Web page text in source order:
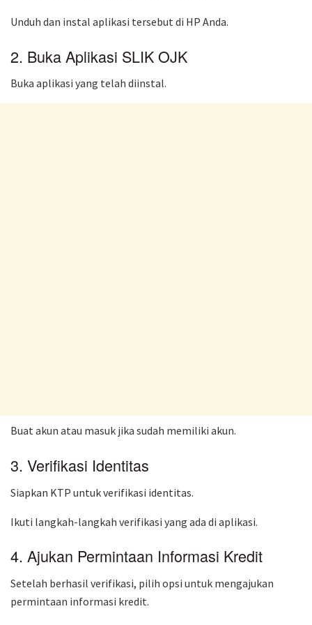
Unduh dan instal aplikasi tersebut di HP Anda.
2. Buka Aplikasi SLIK OJK
Buka aplikasi yang telah diinstal.
Buat akun atau masuk jika sudah memiliki akun.
3. Verifikasi Identitas
Siapkan KTP untuk verifikasi identitas.
Ikuti langkah-langkah verifikasi yang ada di aplikasi.
4. Ajukan Permintaan Informasi Kredit
Setelah berhasil verifikasi, pilih opsi untuk mengajukan
permintaan informasi kredit.